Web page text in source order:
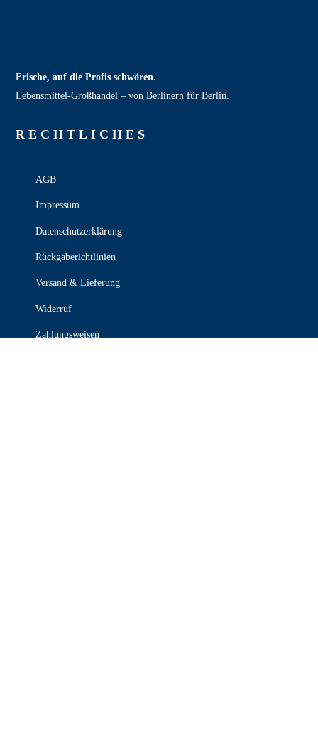
Frische, auf die Profis schwören.
Lebensmittel‑Großhandel – von Berlinern für Berlin.
RECHT­LICHES
AGB
Impressum
Datenschutzerklärung
Rückgaberichtlinien
Versand & Lieferung
Widerruf
Zahlungsweisen